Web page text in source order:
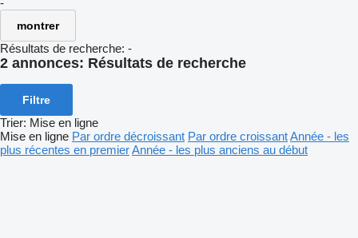
-
montrer
Résultats de recherche: -
2 annonces: Résultats de recherche
Filtre
Trier: Mise en ligne
Mise en ligne Par ordre décroissant Par ordre croissantAnnée - les
plus récentes en premierAnnée - les plus anciens au début